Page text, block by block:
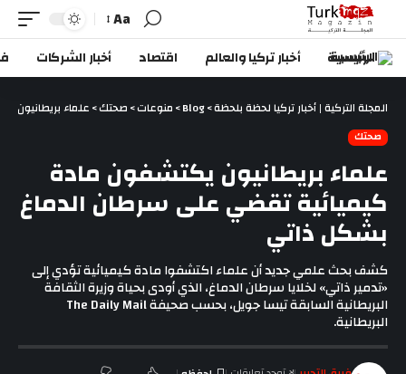
Aa
الرئيسية أخبار تركيا والعالم اقتصاد أخبار الشركات
المجلة التركية | أخبار تركيا لحظة بلحظة>
Blog
>منوعات>صحتك>علماء بريطانيون
صحتك
علماء بريطانيون يكتشفون مادة
كيميائية تقضي على سرطان الدماغ
بشكل ذاتي
كشف بحث علمي جديد أن علماء اكتشفوا مادة كيميائية تؤدي إلى
«تدمير ذاتي» لخلايا سرطان الدماغ، الذي أودى بحياة وزيرة الثقافة
البريطانية السابقة تيسا جويل، بحسب صحيفة The Daily Mail
البريطانية.